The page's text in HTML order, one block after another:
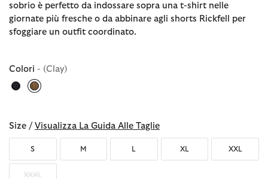
sobrio è perfetto da indossare sopra una t-shirt nelle
giornate più fresche o da abbinare agli shorts Rickfell per
sfoggiare un outfit coordinato.
Colori - (Clay)
Size / Visualizza La Guida Alle Taglie
S M L XL XXL
XXXL